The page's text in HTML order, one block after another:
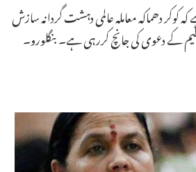
دھماکہ معاملہ عالمی دہشت گردانہ سازش
کے دعوی کی جانچ کررہی ہے۔ بنگلورو۔